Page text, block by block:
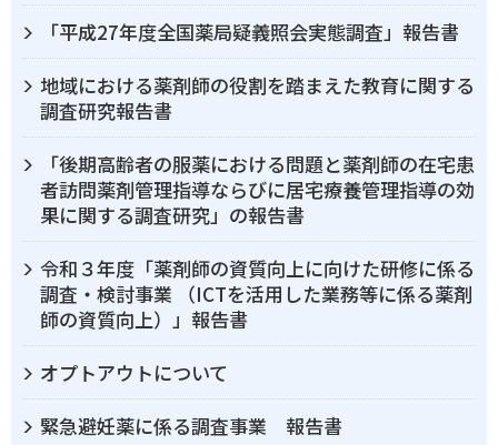
「平成27年度全国薬局疑義照会実態調査」報告書
地域における薬剤師の役割を踏まえた教育に関する
調査研究報告書
「後期高齢者の服薬における問題と薬剤師の在宅患
者訪問薬剤管理指導ならびに居宅療養管理指導の効
果に関する調査研究」の報告書
令和３年度「薬剤師の資質向上に向けた研修に係る
調査・検討事業 （ICTを活用した業務等に係る薬剤
師の資質向上）」報告書
オプトアウトについて
緊急避妊薬に係る調査事業 報告書